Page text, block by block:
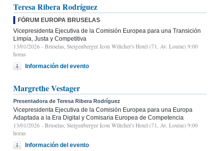
Teresa Ribera Rodríguez
FÓRUM EUROPA BRUSELAS
Vicepresidenta Ejecutiva de la Comisión Europea para una Transición
Limpia, Justa y Competitiva
13/01/2026 - Bruselas, Steigenberger Icon Wiltcher's Hotel (71, Av. Louise) 9:00
horas
Información del evento
Margrethe Vestager
Presentadora de Teresa Ribera Rodríguez
Vicepresidenta Ejecutiva de la Comisión Europea para una Europa
Adaptada a la Era Digital y Comisaria Europea de Competencia
13/01/2026 - Bruselas, Steigenberger Icon Wiltcher's Hotel (71, Av. Louise) 9:00
horas
Información del evento